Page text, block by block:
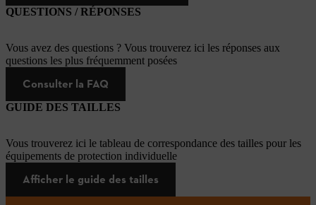
QUESTIONS / RÉPONSES
Vous avez des questions ? Vous trouverez ici les réponses aux
questions les plus fréquemment posées
Consulter la FAQ
GUIDE DES TAILLES
Vous trouverez ici le tableau de correspondance des tailles pour les
équipements de protection individuelle
Afficher le guide des tailles